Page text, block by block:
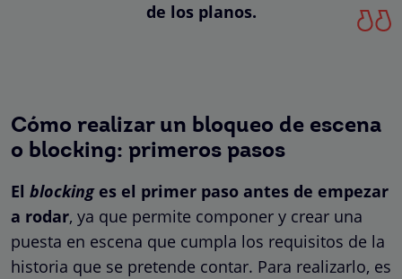
de los planos.
Cómo realizar un bloqueo de escena
o blocking: primeros pasos
El blockinges el primer paso antes de empezar
a rodar, ya que permite componer y crear una
puesta en escena que cumpla los requisitos de la
historia que se pretende contar. Para realizarlo, es